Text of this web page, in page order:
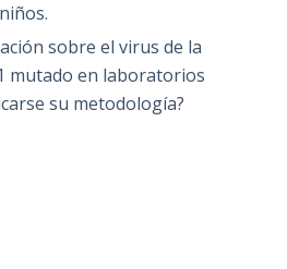
sobre el virus de la
mutado en laboratorios
su metodología?